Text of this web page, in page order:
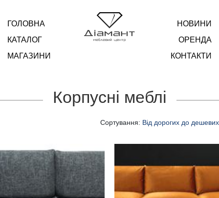
ГОЛОВНА
КАТАЛОГ
МАГАЗИНИ
НОВИНИ
ОРЕНДА
КОНТАКТИ
Корпусні меблі
Сортування: Від дорогих до дешевих